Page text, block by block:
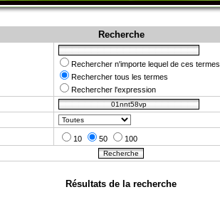
Recherche
Rechercher n'importe lequel de ces termes
Rechercher tous les termes
Rechercher l'expression
10 50 100
Résultats de la recherche